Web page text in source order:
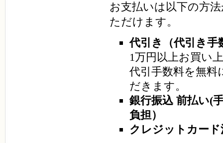
お支払いは以下の方
ただけます。
代引き（代引き手
1万円以上お買い
代引手数料を無料
だきます。
銀行振込 前払い(
負担）
クレジットカード